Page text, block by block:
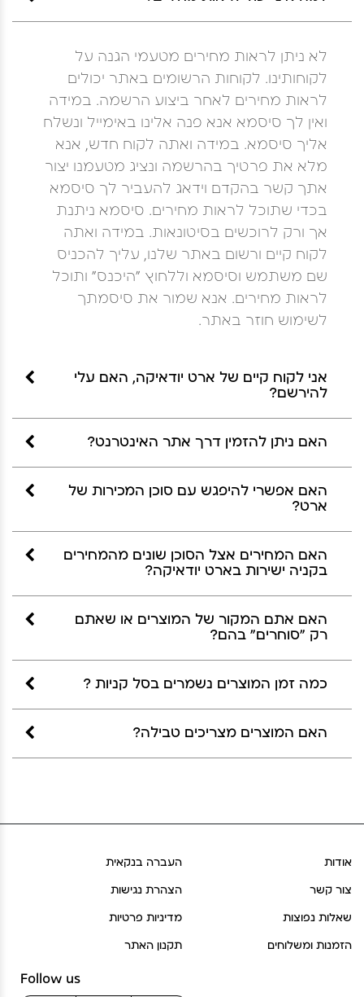
לא ניתן לראות מחירים מטעמי הגנה על
לקוחותינו. לקוחות הרשומים באתר יכולים
לראות מחירים לאחר ביצוע הרשמה. במידה
ואין לך סיסמא אנא פנה אלינו באימייל ונשלח
אליך סיסמא. במידה ואתה לקוח חדש, אנא
מלא את פרטיך בהרשמה ונציג מטעמנו יצור
אתך קשר בהקדם וידאג להעביר לך סיסמא
בכדי שתוכל לראות מחירים. סיסמא ניתנת
אך ורק לרוכשים בסיטונאות. במידה ואתה
לקוח קיים ורשום באתר שלנו, עליך להכניס
שם משתמש וסיסמא וללחוץ "היכנס" ותוכל
לראות מחירים. אנא שמור את סיסמתך
לשימוש חוזר באתר.
אני לקוח קיים של ארט יודאיקה, האם עלי
להירשם?
האם ניתן להזמין דרך אתר האינטרנט?
האם אפשרי להיפגש עם סוכן המכירות של
ארט?
האם המחירים אצל הסוכן שונים מהמחירים
בקניה ישירות בארט יודאיקה?
האם אתם המקור של המוצרים או שאתם
רק "סוחרים" בהם?
כמה זמן המוצרים נשמרים בסל קניות ?
האם המוצרים מצריכים טבילה?
אודות
צור קשר
שאלות נפוצות
הזמנות ומשלוחים
העברה בנקאית
הצהרת נגישות
מדיניות פרטיות
תקנון האתר
Follow us